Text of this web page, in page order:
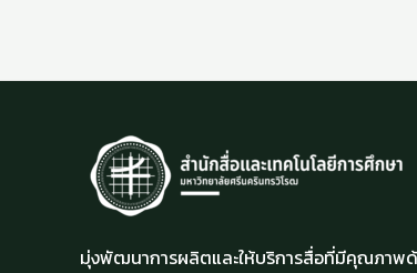
มุ่งพัฒนาการผลิตและให้บริการสื่อที่มีคุณภาพ